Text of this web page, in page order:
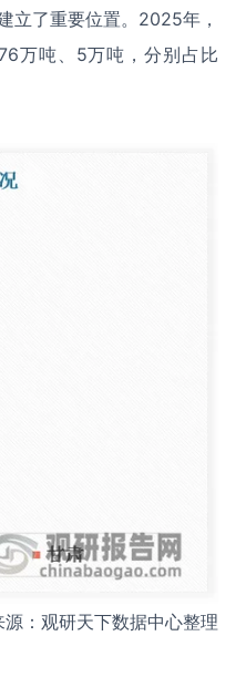
立了重要位置。2025年，
万吨、5万吨，分别占比
源：观研天下数据中心整理